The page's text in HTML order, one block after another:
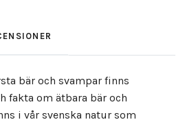
bär och svampar finns
fakta om ätbara bär och
i vår svenska natur som